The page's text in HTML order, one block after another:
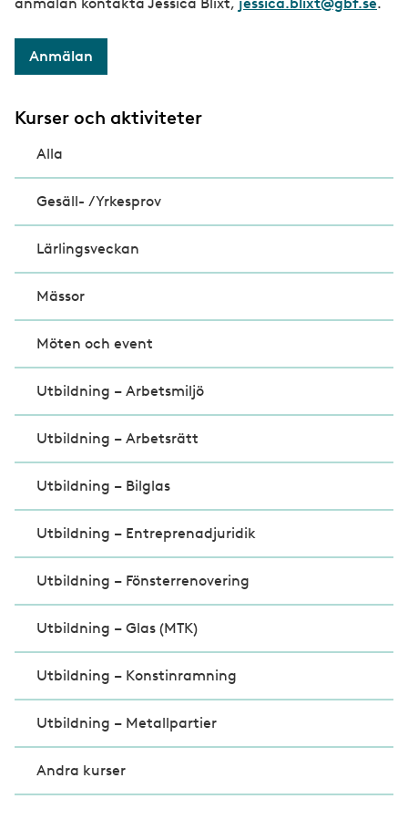
Anmälan
Kurser och aktiviteter
Alla
Gesäll- /Yrkesprov
Lärlingsveckan
Mässor
Möten och event
Utbildning – Arbetsmiljö
Utbildning – Arbetsrätt
Utbildning – Bilglas
Utbildning – Entreprenadjuridik
Utbildning – Fönsterrenovering
Utbildning – Glas (MTK)
Utbildning – Konstinramning
Utbildning – Metallpartier
Andra kurser